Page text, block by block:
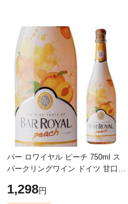
バー ロワイヤル ピーチ 750ml ス
パークリングワイン ドイツ 甘口
1,298円